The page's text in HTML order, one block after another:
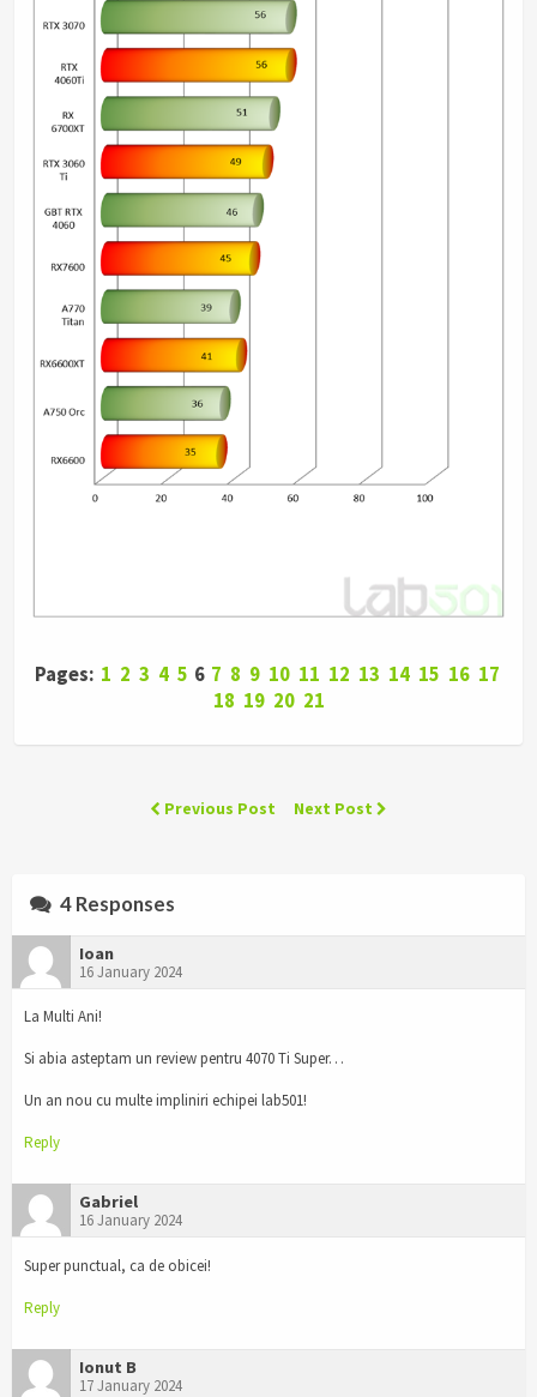
Pages: 1 2 3 4 5 6 7 8 9 10 11 12 13 14 15 16 17
18 19 20 21
Previous Post Next Post
4 Responses
Ioan
16 January 2024
La Multi Ani!
Si abia asteptam un review pentru 4070 Ti Super…
Un an nou cu multe impliniri echipei lab501!
Reply
Gabriel
16 January 2024
Super punctual, ca de obicei!
Reply
Ionut B
17 January 2024